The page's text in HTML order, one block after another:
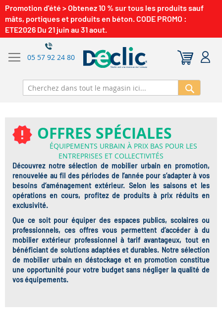
Promotion d'été > Obtenez 10 % sur tous les produits sauf
mâts, portiques et produits en béton. CODE PROMO :
ETE2026 Du 21 juin au 31 aout.
05 57 92 24 80
OFFRES SPÉCIALES
ÉQUIPEMENTS URBAIN À PRIX BAS POUR LES
ENTREPRISES ET COLLECTIVITÉS
Découvrez notre sélection de mobilier urbain en promotion,
renouvelée au fil des périodes de l’année pour s’adapter à vos
besoins d’aménagement extérieur. Selon les saisons et les
opérations en cours, profitez de produits à prix réduits en
exclusivité.
Que ce soit pour équiper des espaces publics, scolaires ou
professionnels, ces offres vous permettent d’accéder à du
mobilier extérieur professionnel à tarif avantageux, tout en
bénéficiant de solutions adaptées et durables. Notre sélection
de mobilier urbain en déstockage et en promotion constitue
une opportunité pour votre budget sans négliger la qualité de
vos équipements.